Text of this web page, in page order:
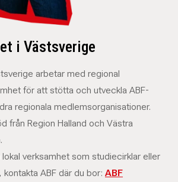
i Västsverige
arbetar med regional
för att stötta och utveckla ABF-
regionala medlemsorganisationer.
från Region Halland och Västra
verksamhet som studiecirklar eller
ABF där du bor: ABF